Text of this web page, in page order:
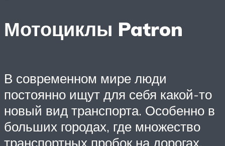
Мотоциклы Patron
В современном мире люди
постоянно ищут для себя какой-то
новый вид транспорта. Особенно в
больших городах, где множество
транспортных пробок на дорогах,